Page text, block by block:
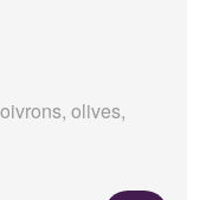
olives,